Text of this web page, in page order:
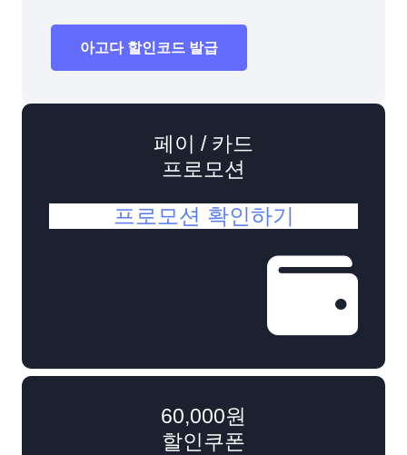
아고다 할인코드 발급
페이 / 카드
프로모션
프로모션 확인하기
60,000원
할인쿠폰